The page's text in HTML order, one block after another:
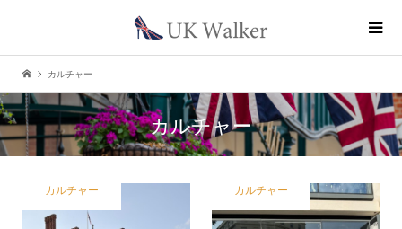
カルチャー
カルチャー
カルチャー カルチャー